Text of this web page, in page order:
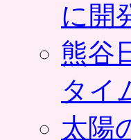
に開
熊谷
タイ
太陽